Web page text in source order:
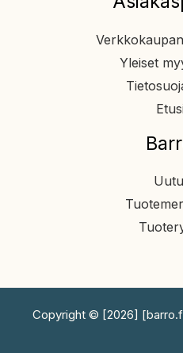
Yleiset
Copyright © [2026]